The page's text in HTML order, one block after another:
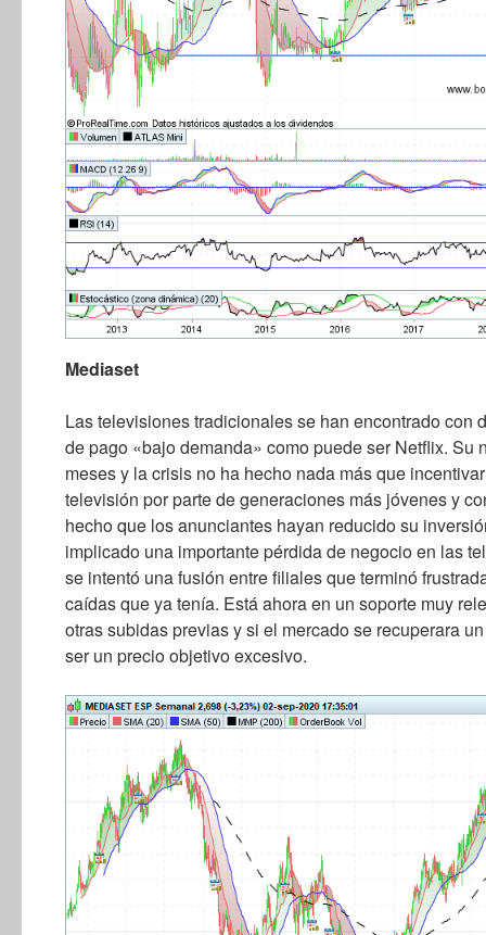
Mediaset
Las televisiones tradicionales se han encontrado con
de pago «bajo demanda» como puede ser Netflix. Su
meses y la crisis no ha hecho nada más que
televisión por parte de generaciones más jóvenes y
hecho que los anunciantes hayan reducido su
implicado una importante pérdida de negocio en las
se intentó una fusión entre filiales que terminó
caídas que ya tenía. Está ahora en un soporte muy
otras subidas previas y si el mercado se recuperara
ser un precio objetivo excesivo.